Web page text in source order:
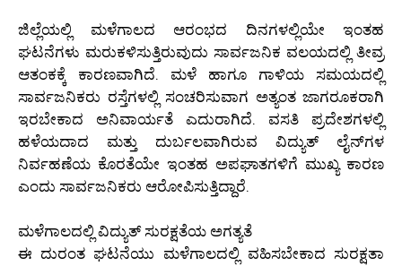
ಜಿಲ್ಲೆಯಲ್ಲಿ ಮಳೆಗಾಲದ ಆರಂಭದ ದಿನಗಳಲ್ಲಿಯೇ ಇಂತಹ
ಘಟನೆಗಳು ಮರುಕಳಿಸುತ್ತಿರುವುದು ಸಾರ್ವಜನಿಕ ವಲಯದಲ್ಲಿ ತೀವ್ರ
ಆತಂಕಕ್ಕೆ ಕಾರಣವಾಗಿದೆ. ಮಳೆ ಹಾಗೂ ಗಾಳಿಯ ಸಮಯದಲ್ಲಿ
ಸಾರ್ವಜನಿಕರು ರಸ್ತೆಗಳಲ್ಲಿ ಸಂಚರಿಸುವಾಗ ಅತ್ಯಂತ ಜಾಗರೂಕರಾಗಿ
ಇರಬೇಕಾದ ಅನಿವಾರ್ಯತೆ ಎದುರಾಗಿದೆ. ವಸತಿ ಪ್ರದೇಶಗಳಲ್ಲಿ
ಹಳೆಯದಾದ ಮತ್ತು ದುರ್ಬಲವಾಗಿರುವ ವಿದ್ಯುತ್ ಲೈನ್‌ಗಳ
ನಿರ್ವಹಣೆಯ ಕೊರತೆಯೇ ಇಂತಹ ಅಪಘಾತಗಳಿಗೆ ಮುಖ್ಯ ಕಾರಣ
ಎಂದು ಸಾರ್ವಜನಿಕರು ಆರೋಪಿಸುತ್ತಿದ್ದಾರೆ.
ಮಳೆಗಾಲದಲ್ಲಿ ವಿದ್ಯುತ್ ಸುರಕ್ಷತೆಯ ಅಗತ್ಯತೆ
ಈ ದುರಂತ ಘಟನೆಯು ಮಳೆಗಾಲದಲ್ಲಿ ವಹಿಸಬೇಕಾದ ಸುರಕ್ಷತಾ